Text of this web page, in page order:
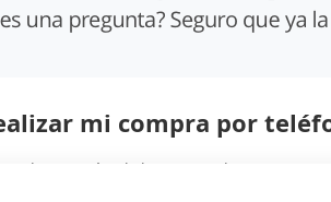
mi compra por
de atención al cliente, puede tomar
ser mediante transferencia., puesto